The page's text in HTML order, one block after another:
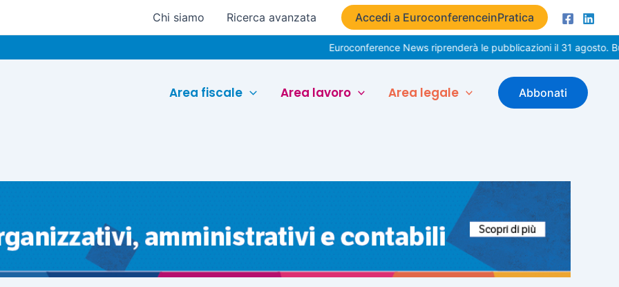
Chi siamo Ricerca avanzata Accedi a EuroconferenceinPratica
Euroconference News riprenderà le pubblicazioni il 31 agosto. Buone
Area fiscale Area lavoro Area legale Abbonati